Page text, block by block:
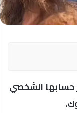
حسابها الشخصي